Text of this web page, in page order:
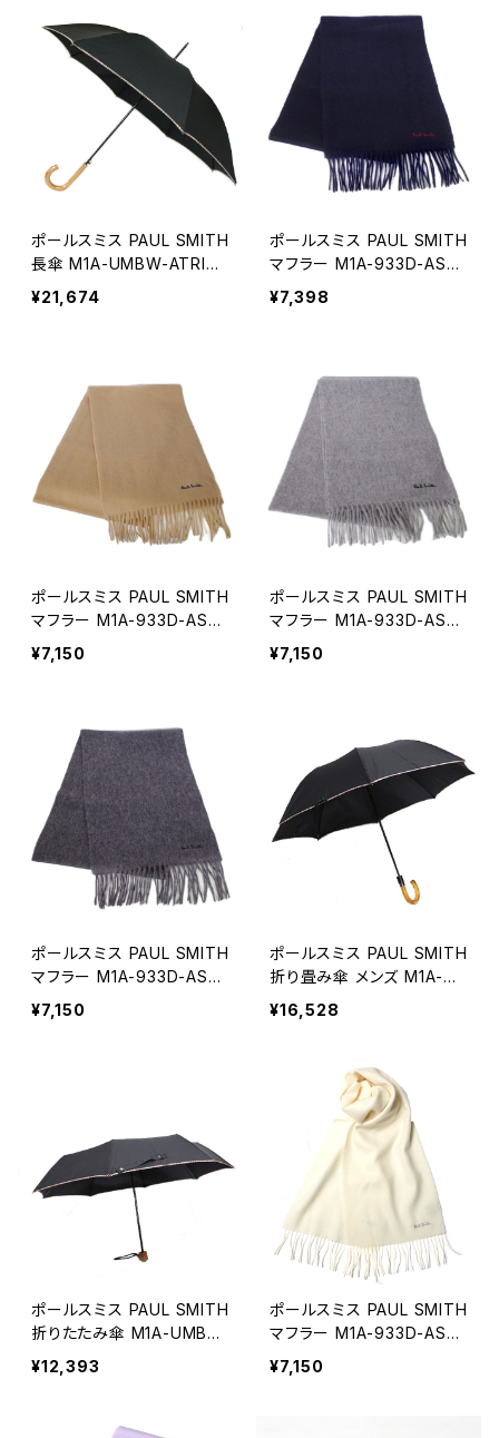
ポールスミス PAUL SMITH
長傘 M1A-UMBW-ATRIM-
92A メンズ ブラック マルチ
カラー
¥21,674
ポールスミス PAUL SMITH
マフラー M1A-933D-AS0
4-47 メンズ ネイビー
¥7,398
ポールスミス PAUL SMITH
マフラー M1A-933D-AS0
4-62 メンズ ベージュ
¥7,150
ポールスミス PAUL SMITH
マフラー M1A-933D-AS0
4-70 メンズ ライトグレー
¥7,150
ポールスミス PAUL SMITH
マフラー M1A-933D-AS0
4-76 メンズ チャコール
¥7,150
ポールスミス PAUL SMITH
折り畳み傘 メンズ M1A-U
MBC-ATRIM-92 ブラック
¥16,528
ポールスミス PAUL SMITH
折りたたみ傘 M1A-UMBT-
ATRIM-92A ブラック
¥12,393
ポールスミス PAUL SMITH
マフラー M1A-933D-AS0
4-1 M1A-933D-AS04-01
メンズ ホワイト
¥7,150